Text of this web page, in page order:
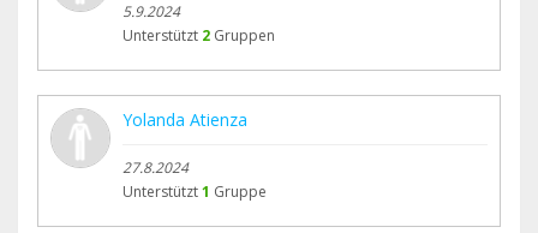
5.9.2024
Unterstützt 2 Gruppen
Yolanda Atienza
27.8.2024
Unterstützt1 Gruppe